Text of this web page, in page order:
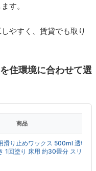
す。
やすく、賃貸でも取り
住環境に合わせて選
商品
滑り止めワックス 500ml 透明 ツ
1回塗り 床用 約30畳分 スリップ